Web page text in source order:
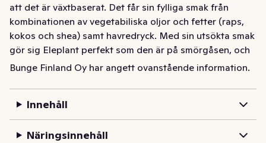
att det är växtbaserat. Det får sin fylliga smak från
kombinationen av vegetabiliska oljor och fetter (raps,
kokos och shea) samt havredryck. Med sin utsökta smak
gör sig Eleplant perfekt som den är på smörgåsen, och
förhöjer också smakerna i både matlagning och
gluten!
Bunge Finland Oy har angett ovanstående information.
Innehåll
Näringsinnehåll